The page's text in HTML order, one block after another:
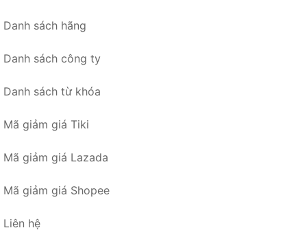
Danh sách hãng
Danh sách công ty
Danh sách từ khóa
Mã giảm giá Tiki
Mã giảm giá Lazada
Mã giảm giá Shopee
Liên hệ